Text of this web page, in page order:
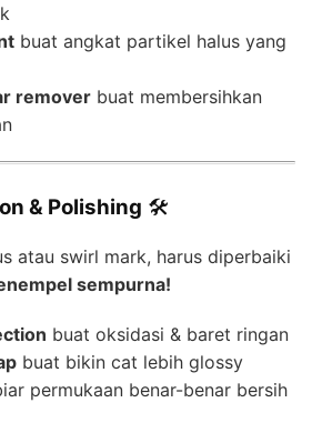
buat angkat partikel halus yang
remover buat membersihkan
& Polishing 🛠
atau swirl mark, harus diperbaiki
sempurna!
buat oksidasi & baret ringan
buat bikin cat lebih glossy
permukaan benar-benar bersih